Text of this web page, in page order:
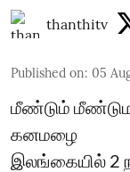
thanthitv
Published on: 05
மீண்டும்
கனமழை
இலங்கையில் 2